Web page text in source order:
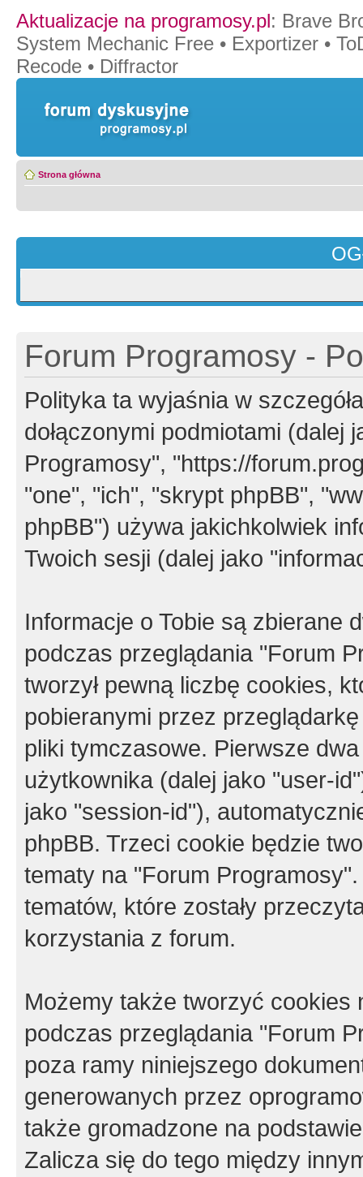
Aktualizacje na programosy.pl: Brave
System Mechanic Free • Exportizer •
Recode • Diffractor
Strona główna
Forum Programosy -
Polityka ta wyjaśnia w
dołączonymi podmiotami (dalej
Programosy", "https://
"one", "ich", "skrypt phpBB",
phpBB") używa jakichkolwiek
Twoich sesji (dalej jako
Informacje o Tobie są zbierane
podczas przeglądania "Forum
tworzył pewną liczbę cookies,
pobieranymi przez
pliki tymczasowe. Pierwsze
użytkownika (dalej jako "user-
jako "session-id"),
phpBB. Trzeci cookie będzie
tematy na "Forum
tematów, które zostały
korzystania z forum.
Możemy także tworzyć cookies
podczas przeglądania "Forum
poza ramy niniejszego
generowanych przez
także gromadzone na
Zalicza się do tego między